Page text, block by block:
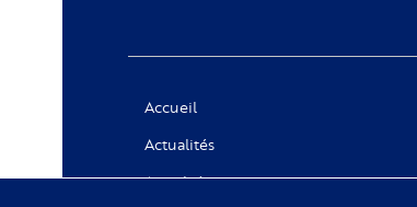
Accueil
Actualités
Appels à projets